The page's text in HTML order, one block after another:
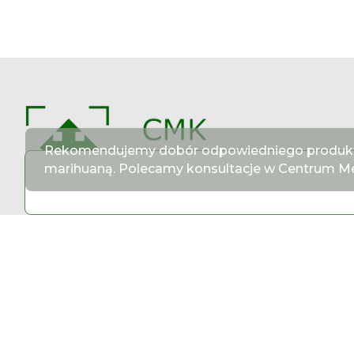
Rekomendujemy dobór odpowiedniego
marihuaną. Polecamy konsultacje w Centrum